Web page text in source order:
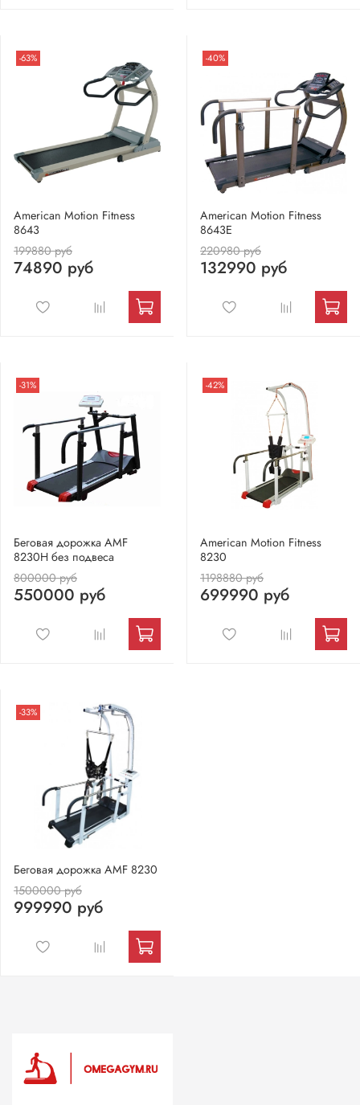
-63%
American Motion Fitness
8643
199880 руб
74890 руб
-40%
American Motion Fitness
8643E
220980 руб
132990 руб
-31%
Беговая дорожка AMF
8230H без подвеса
800000 руб
550000 руб
-42%
American Motion Fitness
8230
1198880 руб
699990 руб
-33%
Беговая дорожка AMF 8230
1500000 руб
999990 руб